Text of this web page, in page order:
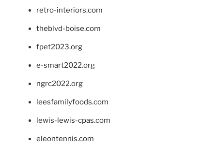
retro-interiors.com
theblvd-boise.com
fpet2023.org
e-smart2022.org
ngrc2022.org
leesfamilyfoods.com
lewis-lewis-cpas.com
eleontennis.com